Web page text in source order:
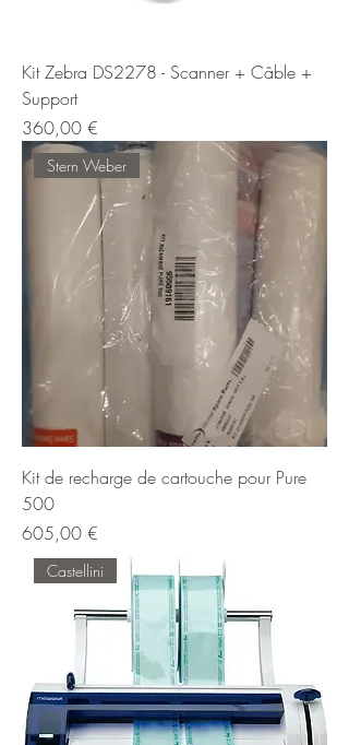
Kit Zebra DS2278 - Scanner + Câble +
Support
Prix
360,00 €
Stern Weber
Kit de recharge de cartouche pour Pure
500
Prix
605,00 €
Castellini